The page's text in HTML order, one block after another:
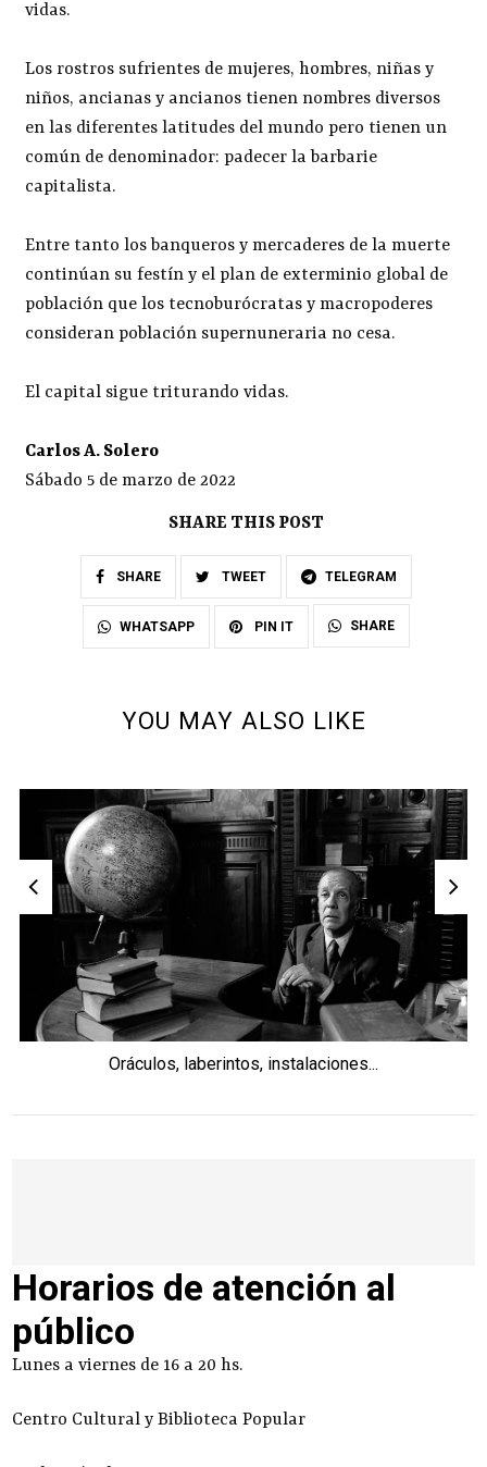
vidas.
Los rostros sufrientes de mujeres, hombres, niñas y
niños, ancianas y ancianos tienen nombres diversos
en las diferentes latitudes del mundo pero tienen un
común de denominador: padecer la barbarie
capitalista.
Entre tanto los banqueros y mercaderes de la muerte
continúan su festín y el plan de exterminio global de
población que los tecnoburócratas y macropoderes
consideran población supernuneraria no cesa.
El capital sigue triturando vidas.
Carlos A. Solero
Sábado 5 de marzo de 2022
SHARE THIS POST
SHARE TWEET TELEGRAM
WHATSAPP PIN IT SHARE
YOU MAY ALSO LIKE
Oráculos, laberintos, instalaciones...
Horarios de atención al
público
Lunes a viernes de 16 a 20 hs.
Centro Cultural y Biblioteca Popular